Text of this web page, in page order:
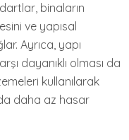
binaların
ve yapısal
Ayrıca, yapı
dayanıklı olması da
kullanılarak
daha az hasar